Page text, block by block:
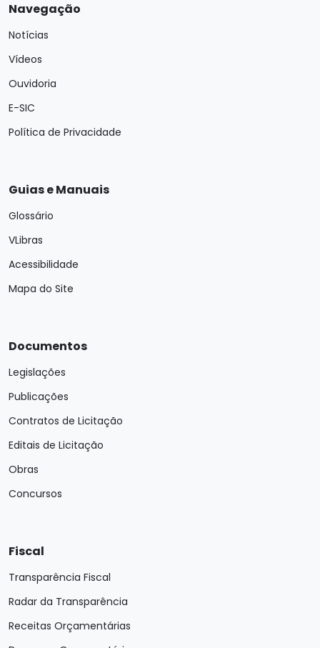
Navegação
Notícias
Vídeos
Ouvidoria
E-SIC
Política de Privacidade
Guias e Manuais
Glossário
VLibras
Acessibilidade
Mapa do Site
Documentos
Legislações
Publicações
Contratos de Licitação
Editais de Licitação
Obras
Concursos
Fiscal
Transparência Fiscal
Radar da Transparência
Receitas Orçamentárias